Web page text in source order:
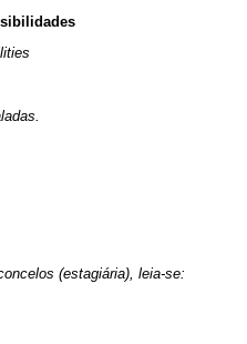
(estagiária), leia-se: